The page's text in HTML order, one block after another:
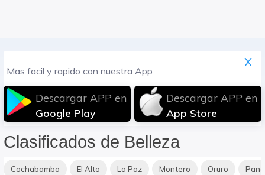
Mas facil y rapido con nuestra App
Descargar APP en
Google Play
Descargar APP en
App Store
X
Clasificados de Belleza
Cochabamba El Alto La Paz Montero Oruro